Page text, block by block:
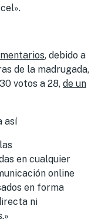
, debido a
de la madrugada,
votos a 28, de un
así
en cualquier
online
en forma
ni